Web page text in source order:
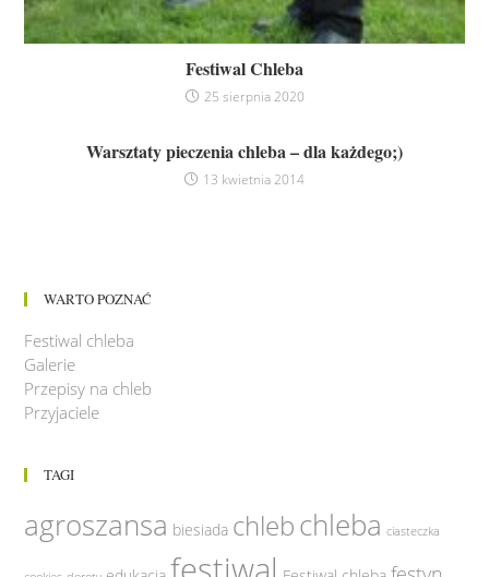
Festiwal Chleba
25 sierpnia 2020
Warsztaty pieczenia chleba – dla każdego;)
13 kwietnia 2014
WARTO POZNAĆ
Festiwal chleba
Galerie
Przepisy na chleb
Przyjaciele
TAGI
agroszansa biesiada chlebchleba ciasteczka